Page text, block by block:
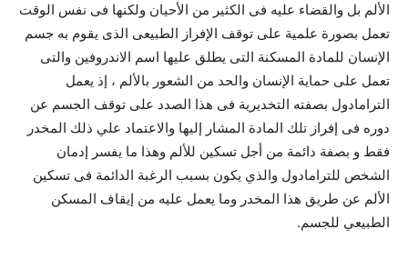
الألم بل والقضاء عليه فى الكثير من الأحيان ولكنها فى نفس الوقت
تعمل بصورة علمية على توقف الإفراز الطبيعى الذى يقوم به جسم
الإنسان للمادة المسكنة التى يطلق عليها اسم الاندروفين والتى
تعمل على حماية الإنسان والحد من الشعور بالألم ، إذ يعمل
الترامادول بصفته التخديرية فى هذا الصدد على توقف الجسم عن
دوره فى إفراز تلك المادة المشار إليها والاعتماد علي ذلك المخدر
فقط و بصفة دائمة من أجل تسكين للألم وهذا ما يفسر إدمان
الشخص للترامادول والذي يكون بسبب الرغبة الدائمة فى تسكين
الألم عن طريق هذا المخدر وما يعمل عليه من إيقاف المسكن
الطبيعي للجسم.